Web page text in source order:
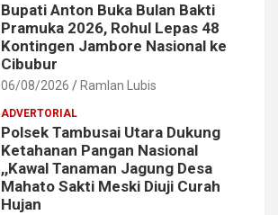
Bupati Anton Buka Bulan Bakti
Pramuka 2026, Rohul Lepas 48
Kontingen Jambore Nasional ke
Cibubur
06/08/2026 Ramlan Lubis
ADVERTORIAL
Polsek Tambusai Utara Dukung
Ketahanan Pangan Nasional
,,Kawal Tanaman Jagung Desa
Mahato Sakti Meski Diuji Curah
Hujan